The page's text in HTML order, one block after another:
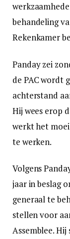
behandeling
Rekenkamer
Panday zei
de PAC wordt
achterstand
Hij wees erop
werkt het
te werken.
Volgens
jaar in beslag
generaal te
stellen voor
Assemblee.